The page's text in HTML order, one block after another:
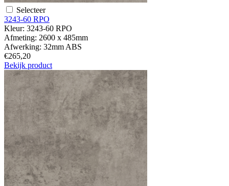
Selecteer
3243-60 RPO
Kleur: 3243-60 RPO
Afmeting: 2600 x 485mm
Afwerking: 32mm ABS
€265,20
Bekijk product